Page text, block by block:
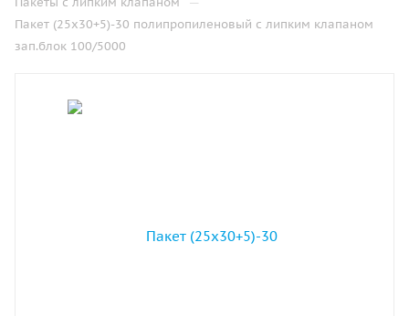
Пакет (25х30+5)-30 полипропиленовый с липким клапаном
зап.блок 100/5000